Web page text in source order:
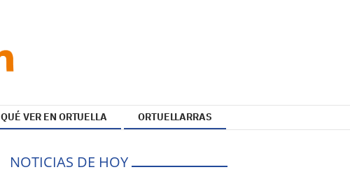
QUÉ VER EN ORTUELLA ORTUELLARRAS
NOTICIAS DE HOY